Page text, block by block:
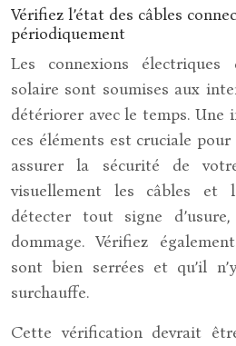
Vérifiez l’état des câbles
périodiquement
Les connexions
solaire sont soumises aux
détériorer avec le temps. Une
ces éléments est cruciale
assurer la sécurité de
visuellement les câbles et
détecter tout signe
dommage. Vérifiez
sont bien serrées et qu’il
surchauffe.
Cette vérification devrait